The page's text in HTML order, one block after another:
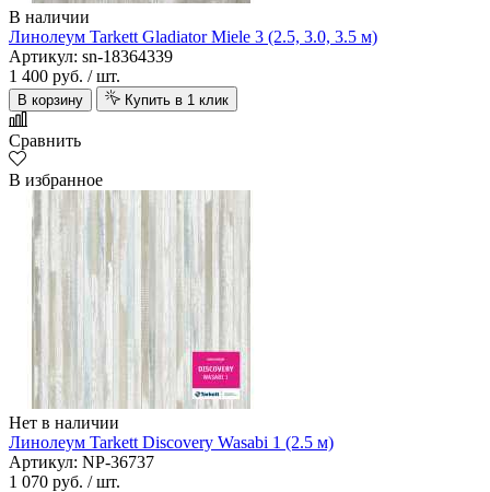
В наличии
Линолеум Tarkett Gladiator Miele 3 (2.5, 3.0, 3.5 м)
Артикул: sn-18364339
1 400 руб. / шт.
В корзину Купить в 1 клик
Сравнить
В избранное
Нет в наличии
Линолеум Tarkett Discovery Wasabi 1 (2.5 м)
Артикул: NP-36737
1 070 руб. / шт.